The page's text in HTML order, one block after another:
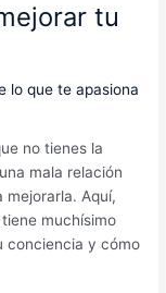
tu
lo que te apasiona
no tienes la
mala relación
Aquí,
muchísimo
conciencia y cómo